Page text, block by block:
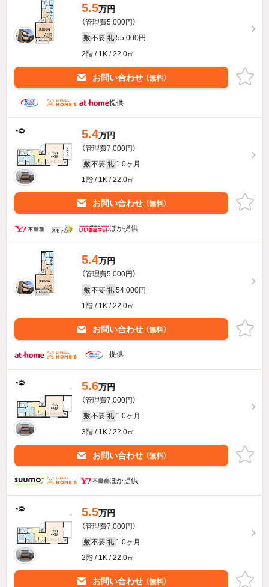
5.5万円
（管理費5,000円）
敷 不要 礼 55,000円
2階 / 1K / 22.0㎡
お問い合わせ （無料）
提供
5.4万円
（管理費7,000円）
敷 不要 礼 1.0ヶ月
1階 / 1K / 22.0㎡
お問い合わせ （無料）
ほか提供
5.4万円
（管理費5,000円）
敷 不要 礼 54,000円
1階 / 1K / 22.0㎡
お問い合わせ （無料）
提供
5.6万円
（管理費7,000円）
敷 不要 礼 1.0ヶ月
3階 / 1K / 22.0㎡
お問い合わせ （無料）
ほか提供
5.5万円
（管理費7,000円）
敷 不要 礼 1.0ヶ月
2階 / 1K / 22.0㎡
お問い合わせ （無料）